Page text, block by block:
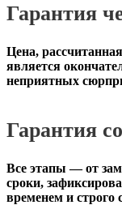
Гарантия
Цена,
является
неприятных
Гарантия
Все этапы — от
сроки,
временем и строго